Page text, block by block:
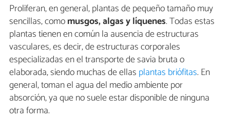
Proliferan, en general, plantas de pequeño tamaño muy
sencillas, comomusgos, algas y líquenes. Todas estas
plantas tienen en común la ausencia de estructuras
vasculares, es decir, de estructuras corporales
especializadas en el transporte de savia bruta o
elaborada, siendo muchas de ellas plantas briófitas. En
general, toman el agua del medio ambiente por
absorción, ya que no suele estar disponible de ninguna
otra forma.